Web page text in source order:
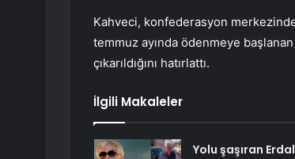
Kahveci, konfederasyon
temmuz ayında ödenmeye
çıkarıldığını hatırlattı.
İlgili Makaleler
Yolu şaşıran